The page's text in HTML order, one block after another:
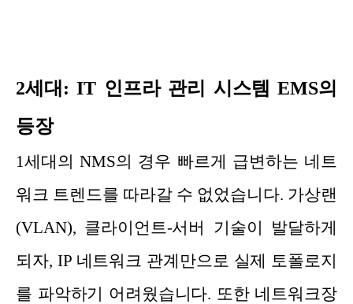
2세대: IT 인프라 관리 시스템 EMS의
등장
1세대의 NMS의 경우 빠르게 급변하는 네트
워크 트렌드를 따라갈 수 없었습니다. 가상랜
(VLAN), 클라이언트-서버 기술이 발달하게
되자, IP 네트워크 관계만으로 실제 토폴로지
를 파악하기 어려웠습니다. 또한 네트워크장